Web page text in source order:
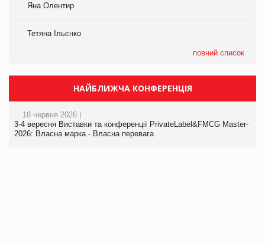
Яна Олентир
Тетяна Ільєнко
повний список
НАЙБЛИЖЧА КОНФЕРЕНЦІЯ
18 червня 2026 |
3-4 вересня Виставки та конференції PrivateLabel&FMCG Master-
2026: Власна марка - Власна перевага